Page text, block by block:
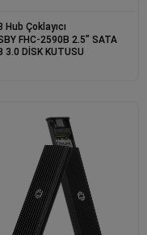
Hub Çoklayıcı
FHC-2590B 2.5” SATA
3.0 DİSK KUTUSU